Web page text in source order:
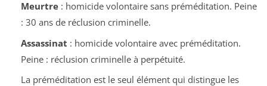
Meurtre: homicide volontaire sans préméditation. Peine
: 30 ans de réclusion criminelle.
Assassinat : homicide volontaire avec préméditation.
Peine : réclusion criminelle à perpétuité.
La préméditation est le seul élément qui distingue les